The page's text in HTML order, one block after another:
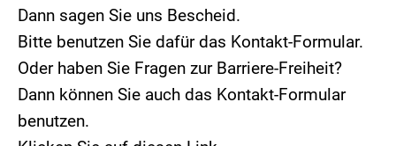
Dann sagen Sie uns Bescheid.
Bitte benutzen Sie dafür das Kontakt-Formular.
Oder haben Sie Fragen zur Barriere-Freiheit?
Dann können Sie auch das Kontakt-Formular
benutzen.